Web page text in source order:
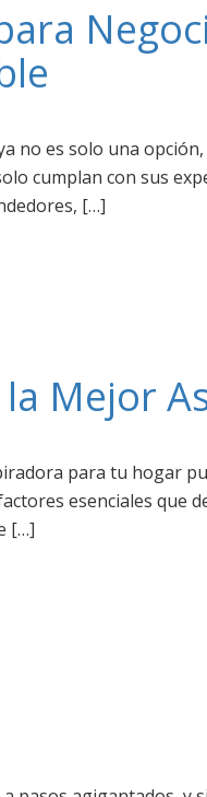
no es solo una
cumplan con sus
[…]
Mejor
para tu hogar
esenciales
[…]